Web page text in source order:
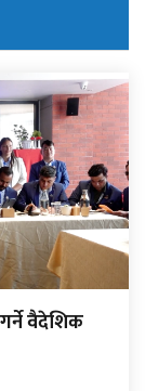
वैदेशिक